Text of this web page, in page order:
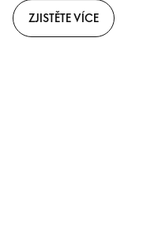
ZJISTĚTE VÍCE